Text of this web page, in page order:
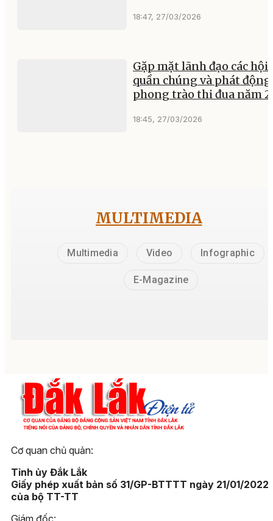
18:47, 27/03/2026
Gặp mặt lãnh đạo các hội
quần chúng và phát động
phong trào thi đua năm
18:45, 27/03/2026
MULTIMEDIA
Multimedia Video Infographic
E-Magazine
Cơ quan chủ quản:
Tỉnh ủy Đắk Lắk
Giấy phép xuất bản số 31/GP-BTTTT ngày 21/01/2022
của bộ TT-TT
Giám đốc: